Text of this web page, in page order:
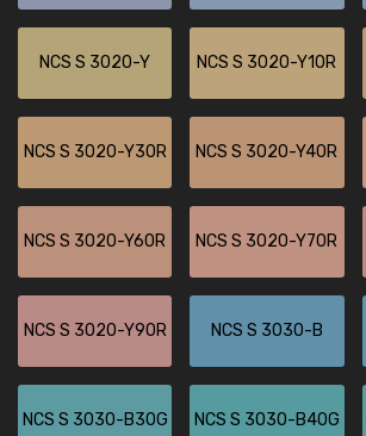
NCS S 3020-Y NCS S 3020-Y10R
NCS S 3020-Y30R NCS S 3020-Y40R
NCS S 3020-Y60R NCS S 3020-Y70R
NCS S 3020-Y90R NCS S 3030-B
NCS S 3030-B30G NCS S 3030-B40G